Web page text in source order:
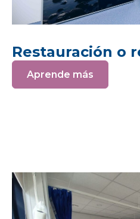
Restauración o
Aprende más